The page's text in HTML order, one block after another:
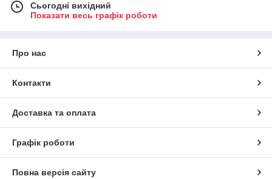
Сьогодні вихідний
Показати весь графік роботи
Про нас
Контакти
Доставка та оплата
Графік роботи
Повна версія сайту